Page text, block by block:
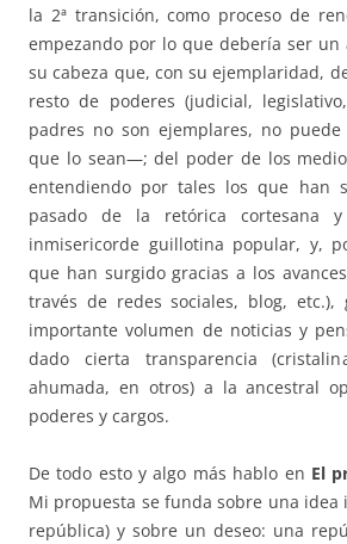
la 2ª transición, como proceso de
empezando por lo que debería ser un
su cabeza que, con su ejemplaridad,
resto de poderes (judicial,
padres no son ejemplares, no
que lo sean—; del poder de los
entendiendo por tales los que han
pasado de la retórica cortesana
inmisericorde guillotina popular, y,
que han surgido gracias a los
través de redes sociales, blog, etc.),
importante volumen de noticias y
dado cierta transparencia
ahumada, en otros) a la ancestral
poderes y cargos.
De todo esto y algo más hablo en El
Mi propuesta se funda sobre una idea
república) y sobre un deseo: una